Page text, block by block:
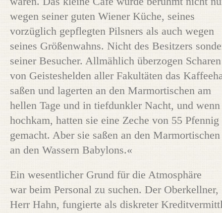
wegen seiner guten Wiener Küche, seines
vorzüglich gepflegten Pilsners als auch wegen
seines Größenwahns. Nicht des Besitzers
seiner Besucher. Allmählich überzogen Scharen
von Geisteshelden aller Fakultäten das
saßen und lagerten an den Marmortischen am
hellen Tage und in tiefdunkler Nacht, und wenn
hochkam, hatten sie eine Zeche von 55 Pfennig
gemacht. Aber sie saßen an den
an den Wassern Babylons.«
Ein wesentlicher Grund für die Atmosphäre
war beim Personal zu suchen. Der Oberkellner,
Herr Hahn, fungierte als diskreter